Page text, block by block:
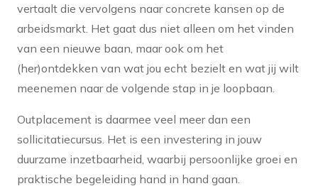
vertaalt die vervolgens naar concrete kansen op de
arbeidsmarkt. Het gaat dus niet alleen om het vinden
van een nieuwe baan, maar ook om het
(her)ontdekken van wat jou echt bezielt en wat jij wilt
meenemen naar de volgende stap in je loopbaan.
Outplacement is daarmee veel meer dan een
sollicitatiecursus. Het is een investering in jouw
duurzame inzetbaarheid, waarbij persoonlijke groei en
praktische begeleiding hand in hand gaan.